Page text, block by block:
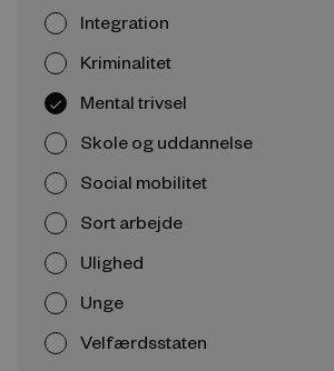
Integration
Kriminalitet
Mental trivsel
Skole og uddannelse
Social mobilitet
Sort arbejde
Ulighed
Unge
Velfærdsstaten